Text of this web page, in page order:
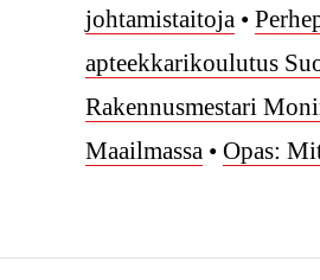
johtamistaitoja •
apteekkarikoulutus
Rakennusmestari
Maailmassa • Opas: